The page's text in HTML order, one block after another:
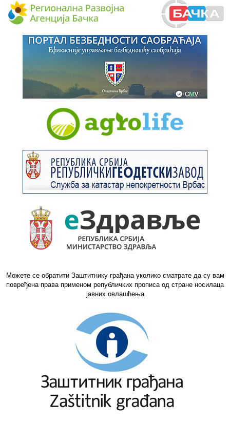
Можете се обратити Заштитнику грађана уколико сматрате да су вам
повређена права применом републичких прописа од стране носилаца
јавних овлашћења